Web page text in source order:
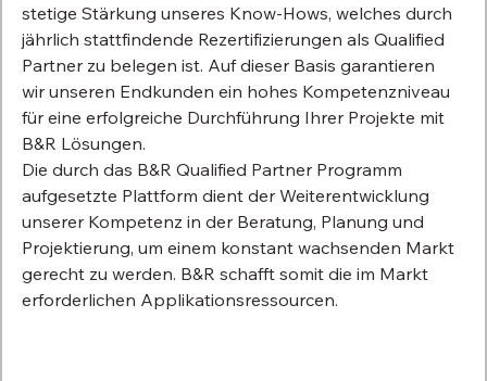
stetige Stärkung unseres Know-Hows, welches durch
jährlich stattfindende Rezertifizierungen als Qualified
Partner zu belegen ist. Auf dieser Basis garantieren
wir unseren Endkunden ein hohes Kompetenzniveau
für eine erfolgreiche Durchführung Ihrer Projekte mit
B&R Lösungen.
Die durch das B&R Qualified Partner Programm
aufgesetzte Plattform dient der Weiterentwicklung
unserer Kompetenz in der Beratung, Planung und
Projektierung, um einem konstant wachsenden Markt
gerecht zu werden. B&R schafft somit die im Markt
erforderlichen Applikationsressourcen.